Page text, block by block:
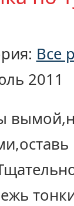
Все
2011